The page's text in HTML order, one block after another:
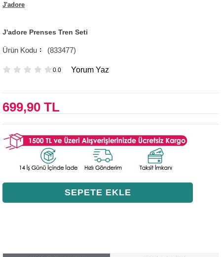
J'adore
J'adore Prenses Tren Seti
(833477)
0.0 Yorum Yaz
699,90 TL